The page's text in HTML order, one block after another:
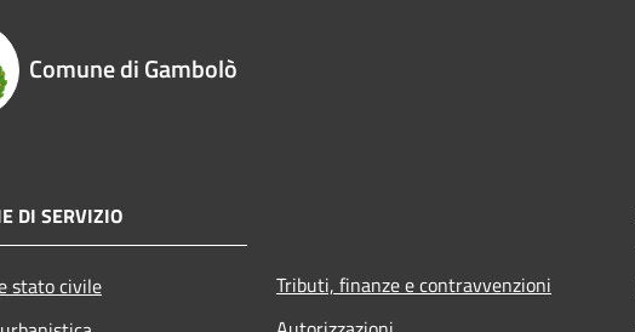
Comune di Gambolò
DI SERVIZIO
stato civile
Tributi, finanze e contravvenzioni